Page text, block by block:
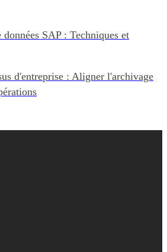
SAP : Techniques et
d'entreprise : Aligner l'archivage